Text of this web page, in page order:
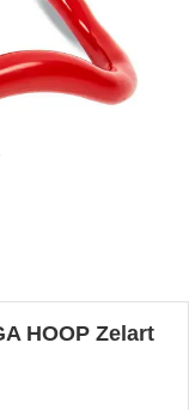
HOOP Zelart